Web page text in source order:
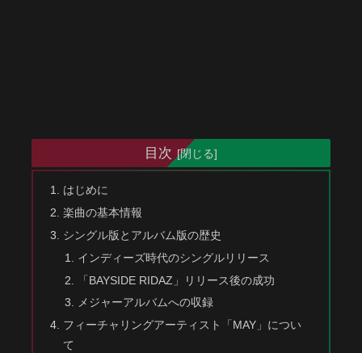
目次
はじめに
楽曲の基本情報
シングル版とアルバム版の歴史
インディーズ時代のシングルリリース
「BAYSIDE RIDAZ」リリース後の成功
メジャーアルバムへの収録
フィーチャリングアーティスト「MAY」につい
て